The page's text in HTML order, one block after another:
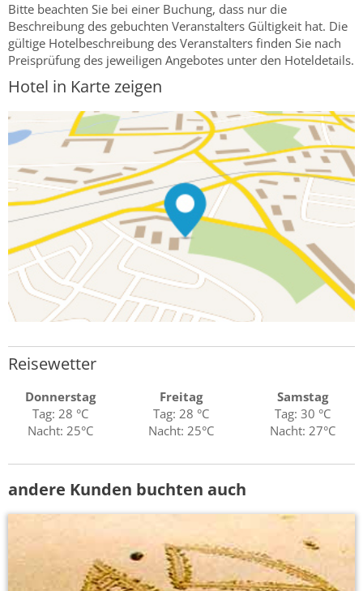
Bitte beachten Sie bei einer Buchung, dass nur die
Beschreibung des gebuchten Veranstalters Gültigkeit hat. Die
gültige Hotelbeschreibung des Veranstalters finden Sie nach
Preisprüfung des jeweiligen Angebotes unter den Hoteldetails.
Hotel in Karte zeigen
Reisewetter
Donnerstag
Tag: 28 °C
Nacht: 25°C
Freitag
Tag: 28 °C
Nacht: 25°C
Samstag
Tag: 30 °C
Nacht: 27°C
andere Kunden buchten auch